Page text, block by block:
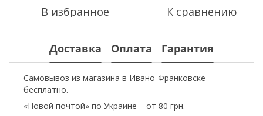
В избранное К сравнению
Доставка Оплата Гарантия
Самовывоз из магазина в Ивано-Франковске -
бесплатно.
«Новой почтой» по Украине – от 80 грн.